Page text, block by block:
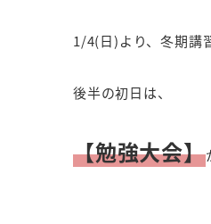
1/4(日)より、冬期講
後半の初日は、
【勉強大会】